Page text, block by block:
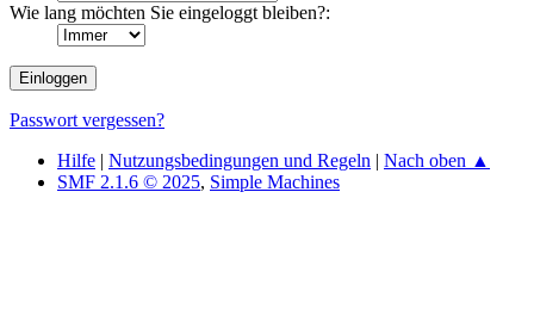
Wie lang möchten Sie eingeloggt bleiben?:
Passwort vergessen?
Hilfe | Nutzungsbedingungen und Regeln | Nach oben ▲
SMF 2.1.6 © 2025, Simple Machines